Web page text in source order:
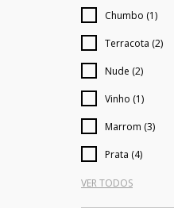
Chumbo (1)
Terracota (2)
Nude (2)
Vinho (1)
Marrom (3)
Prata (4)
VER TODOS